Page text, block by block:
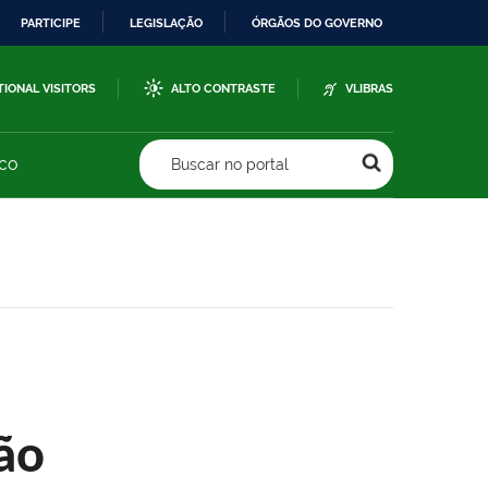
PARTICIPE LEGISLAÇÃO ÓRGÃOS DO GOVERNO
VISITORS ALTO CONTRASTE VLIBRAS
Buscar no portal